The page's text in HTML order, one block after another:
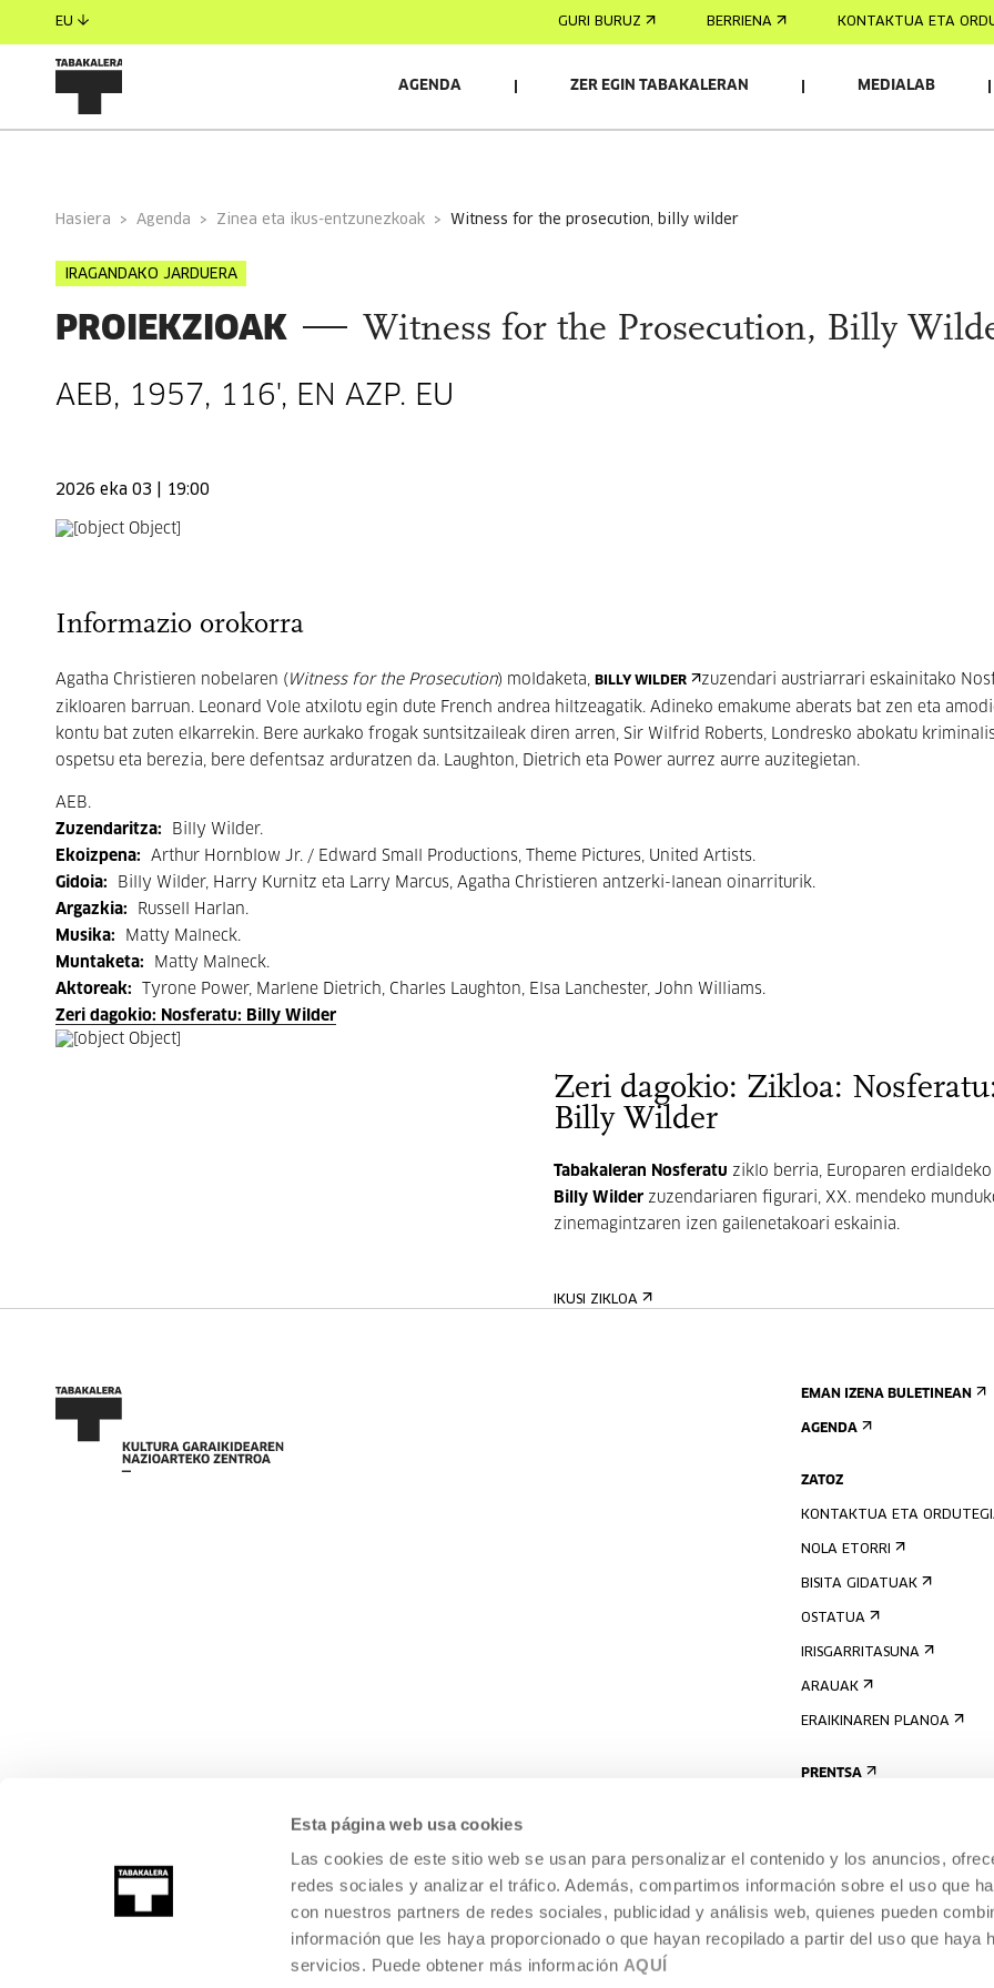
Esta página web usa cookies
Las cookies de este sitio web se usan para personalizar el contenido y los anuncios,
redes sociales y analizar el tráfico. Además, compartimos información sobre el uso que
con nuestros partners de redes sociales, publicidad y análisis web, quienes pueden
información que les haya proporcionado o que hayan recopilado a partir del uso que haya
servicios. Puede obtener más información AQUÍ
EU GURI BURUZ BERRIENA KONTAKTUA ETA
AGENDA ZER EGIN TABAKALERAN MEDIALAB
Hasiera Agenda Zinea eta ikus-entzunezkoak witness for the prosecution, billy wilder
IRAGANDAKO JARDUERA
PROIEKZIOAK Witness for the Prosecution, Billy
AEB, 1957, 116', EN AZP. EU
2026 eka 03 | 19:00
Informazio orokorra
Agatha Christieren nobelaren ( Witness for the Prosecution) moldaketa, BILLY WILDER
zuzendari austriarrari eskainitako
zikloaren barruan. Leonard Vole atxilotu egin dute French andrea hiltzeagatik. Adineko emakume aberats bat zen eta
kontu bat zuten elkarrekin. Bere aurkako frogak suntsitzaileak diren arren, Sir Wilfrid Roberts, Londresko abokatu
ospetsu eta berezia, bere defentsaz arduratzen da. Laughton, Dietrich eta Power aurrez aurre auzitegietan.
AEB.
Zuzendaritza:
Billy Wilder.
Ekoizpena:
Arthur Hornblow Jr. / Edward Small Productions, Theme Pictures, United Artists.
Gidoia:
Billy Wilder, Harry Kurnitz eta Larry Marcus, Agatha Christieren antzerki-lanean oinarriturik.
Argazkia:
Russell Harlan.
Musika:
Matty Malneck.
Muntaketa:
Matty Malneck.
Aktoreak:
Tyrone Power, Marlene Dietrich, Charles Laughton, Elsa Lanchester, John Williams.
Zeri dagokio: Nosferatu: Billy Wilder
Zeri dagokio: Zikloa:
Billy Wilder
Tabakaleran Nosferatu ziklo berria, Europaren erdialdeko
Billy Wilderzuzendariaren figurari, XX. mendeko
zinemagintzaren izen gailenetakoari eskainia.
IKUSI ZIKLOA
EMAN IZENA BULETINEAN
AGENDA
ZATOZ
KONTAKTUA ETA
NOLA ETORRI
BISITA GIDATUAK
OSTATUA
IRISGARRITASUNA
ARAUAK
ERAIKINAREN PLANOA
PRENTSA